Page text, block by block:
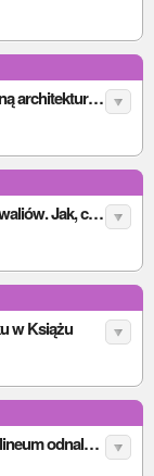
Internet w służbie historii: poznaj dawną architekturę i urbanistykę nie wychodząc z domu
Digitalizacja i publikacja polskich archiwaliów. Jak, co i dlaczego tylko tyle...
w Książu
Przedwojenny katalog kartkowy Ossolineum odnaleziony!